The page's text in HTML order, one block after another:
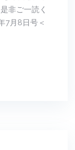
非ご一読く
7月8日号＜